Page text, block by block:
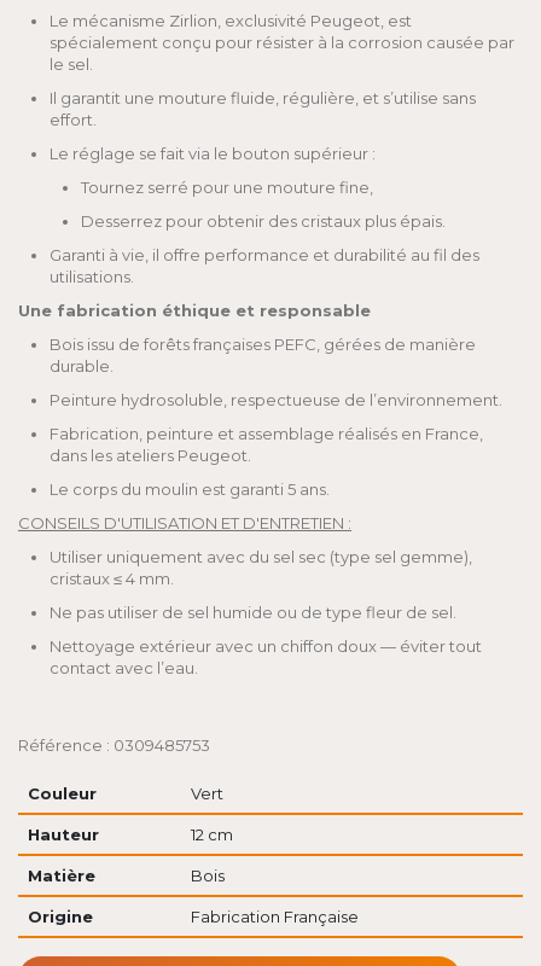
Le mécanisme Zirlion, exclusivité Peugeot, est
spécialement conçu pour résister à la corrosion causée par
le sel.
Il garantit une mouture fluide, régulière, et s’utilise sans
effort.
Le réglage se fait via le bouton supérieur :
Tournez serré pour une mouture fine,
Desserrez pour obtenir des cristaux plus épais.
Garanti à vie, il offre performance et durabilité au fil des
utilisations.
Une fabrication éthique et responsable
Bois issu de forêts françaises PEFC, gérées de manière
durable.
Peinture hydrosoluble, respectueuse de l’environnement.
Fabrication, peinture et assemblage réalisés en France,
dans les ateliers Peugeot.
Le corps du moulin est garanti 5 ans.
CONSEILS D'UTILISATION ET D'ENTRETIEN :
Utiliser uniquement avec du sel sec (type sel gemme),
cristaux ≤ 4 mm.
Ne pas utiliser de sel humide ou de type fleur de sel.
Nettoyage extérieur avec un chiffon doux — éviter tout
contact avec l’eau.
Référence : 0309485753
Couleur Vert
Hauteur 12 cm
Matière Bois
Origine Fabrication Française